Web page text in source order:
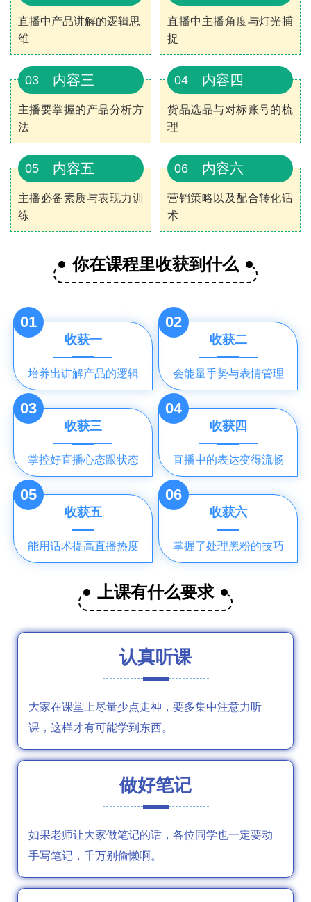
直播中产品讲解的逻辑思
维
直播中主播角度与灯光捕
捉
03 内容三
主播要掌握的产品分析方
法
04 内容四
货品选品与对标账号的梳
理
05 内容五
主播必备素质与表现力训
练
06 内容六
营销策略以及配合转化话
术
你在课程里收获到什么
01
收获一
培养出讲解产品的逻辑
02
收获二
会能量手势与表情管理
03
收获三
掌控好直播心态跟状态
04
收获四
直播中的表达变得流畅
05
收获五
能用话术提高直播热度
06
收获六
掌握了处理黑粉的技巧
上课有什么要求
认真听课
大家在课堂上尽量少点走神，要多集中注意力听
课，这样才有可能学到东西。
做好笔记
如果老师让大家做笔记的话，各位同学也一定要动
手写笔记，千万别偷懒啊。